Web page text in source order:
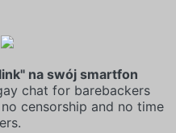
na swój smartfon
chat for barebackers
censorship and no time